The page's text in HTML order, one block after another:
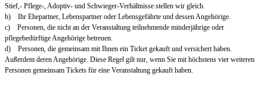
Stief,- Pflege-, Adoptiv- und Schwieger-Verhältnisse stellen wir gleich.
b) Ihr Ehepartner, Lebenspartner oder Lebensgefährte und dessen Angehörige.
c) Personen, die nicht an der Veranstaltung teilnehmende minderjährige oder
pflegebedürftige Angehörige betreuen.
d) Personen, die gemeinsam mit Ihnen ein Ticket gekauft und versichert haben.
Außerdem deren Angehörige. Diese Regel gilt nur, wenn Sie mit höchstens vier weiteren
Personen gemeinsam Tickets für eine Veranstaltung gekauft haben.